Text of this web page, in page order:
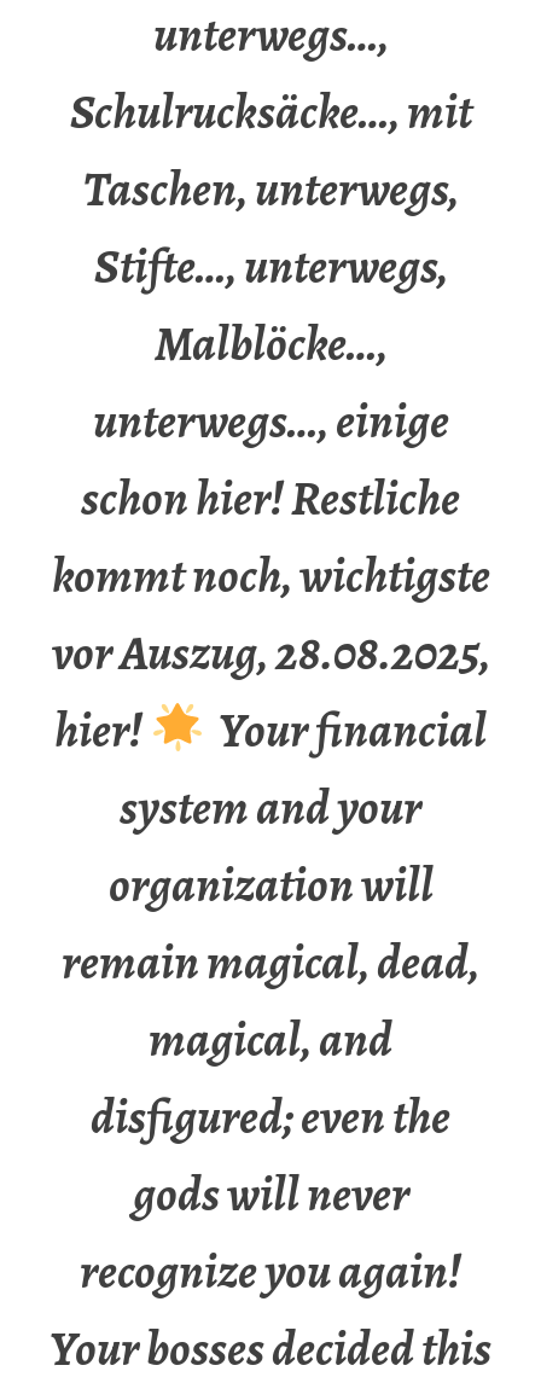
unterwegs…,
Schulrucksäcke…, mit
Taschen, unterwegs,
Stifte…, unterwegs,
Malblöcke…,
unterwegs…, einige
schon hier! Restliche
kommt noch, wichtigste
vor Auszug, 28.08.2025,
hier!
Your financial
system and your
organization will
remain magical, dead,
magical, and
disfigured; even the
gods will never
recognize you again!
Your bosses decided this